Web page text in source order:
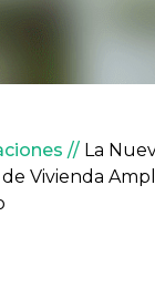
La
Vivienda